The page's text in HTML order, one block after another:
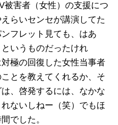
被害者（女性）の支援につ
らいセンセが講演してた
フレット見ても、はあ
いうものだったけれ
極の回復した女性当事者
とを教えてくれるか、そ
、啓発するには、なかな
ないしねー（笑）でもほ
でした。